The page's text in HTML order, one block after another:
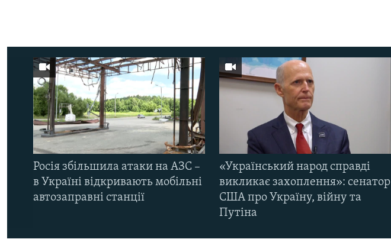
Росія збільшила атаки на АЗС –
в Україні відкривають мобільні
автозаправні станції
«Український народ справді
викликає захоплення»: сенатор
США про Україну, війну та
Путіна